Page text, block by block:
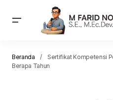
Beranda
Sertifikat Kompetensi
Berapa Tahun